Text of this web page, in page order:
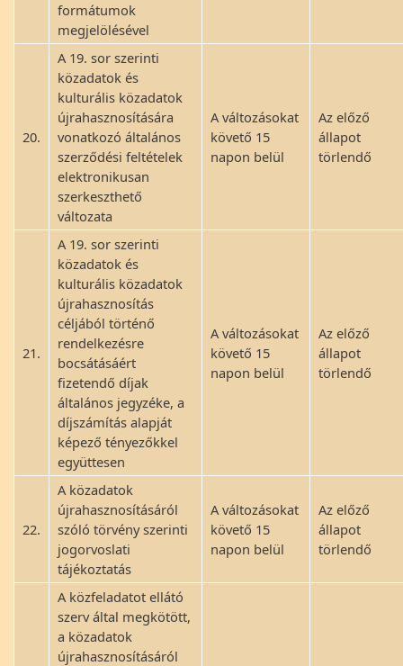
formátumok
megjelölésével
20.
A 19. sor szerinti
közadatok és
kulturális közadatok
újrahasznosítására
vonatkozó általános
szerződési feltételek
elektronikusan
szerkeszthető
változata
A változásokat
követő 15
napon belül
Az előző
állapot
törlendő
21.
A 19. sor szerinti
közadatok és
kulturális közadatok
újrahasznosítás
céljából történő
rendelkezésre
bocsátásáért
fizetendő díjak
általános jegyzéke, a
díjszámítás alapját
képező tényezőkkel
együttesen
A változásokat
követő 15
napon belül
Az előző
állapot
törlendő
22.
A közadatok
újrahasznosításáról
szóló törvény szerinti
jogorvoslati
tájékoztatás
A változásokat
követő 15
napon belül
Az előző
állapot
törlendő
A közfeladatot ellátó
szerv által megkötött,
a közadatok
újrahasznosításáról